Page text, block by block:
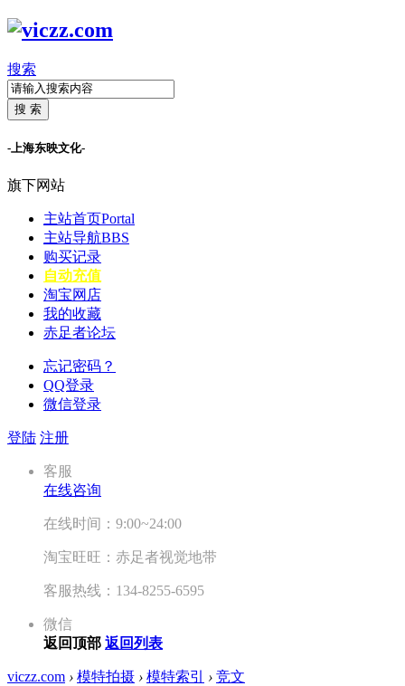
搜索
搜 索
-上海东映文化-
旗下网站
主站首页Portal
主站导航BBS
购买记录
自动充值
淘宝网店
我的收藏
赤足者论坛
忘记密码？
QQ登录
微信登录
登陆 注册
客服
在线咨询
在线时间：9:00~24:00
淘宝旺旺：赤足者视觉地带
客服热线：134-8255-6595
微信
返回顶部 返回列表
viczz.com › 模特拍摄 › 模特索引 › 竞文